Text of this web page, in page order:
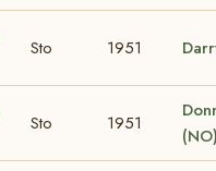
Sto 1951
Sto 1951